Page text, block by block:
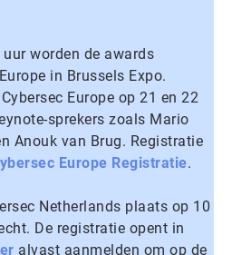
worden de awards
in Brussels Expo.
Europe op 21 en 22
sprekers zoals Mario
Anouk van Brug. Registratie
Europe Registratie.
Netherlands plaats op 10
De registratie opent in
alvast aanmelden om op de